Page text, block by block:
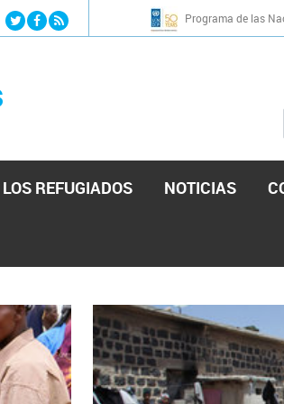
Jump to navigation Programa de las
REFUGIADOS NOTICIAS
Nacional de Venezuela solicitando a
y la colaboración del Gobierno.